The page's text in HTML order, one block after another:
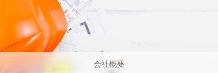
会社概要